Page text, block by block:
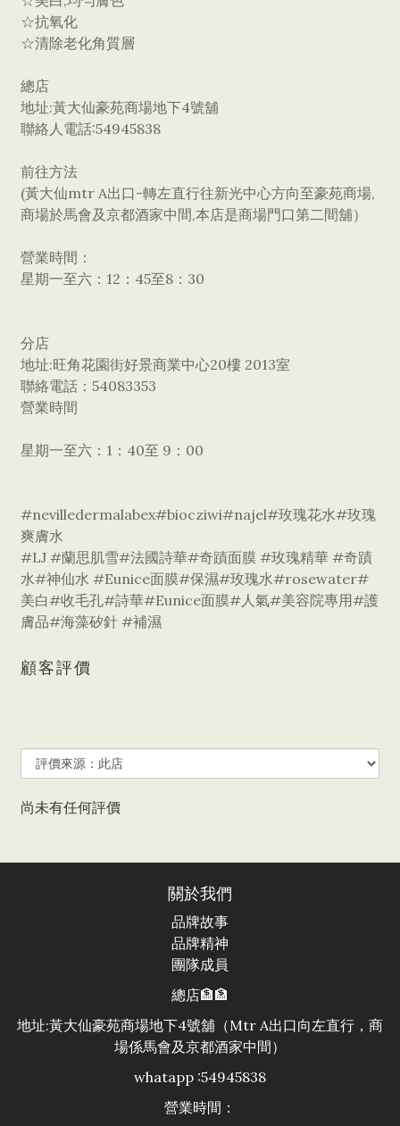
☆抗氧化
☆清除老化角質層
總店
地址:黃大仙豪苑商場地下4號舖
聯絡人電話:54945838
前往方法
(黃大仙mtr A出口-轉左直行往新光中心方向至豪苑商場,
商場於馬會及京都酒家中間,本店是商場門口第二間舖）
營業時間：
星期一至六：12：45至8：30
分店
地址:旺角花園街好景商業中心20樓 2013室
聯絡電話：54083353
營業時間
星期一至六：1：40至 9：00
#nevilledermalabex#biocziwi#najel#玫瑰花水#玫瑰
爽膚水
#LJ #蘭思肌雪#法國詩華#奇蹟面膜 #玫瑰精華 #奇蹟
水#神仙水 #Eunice面膜#保濕#玫瑰水#rosewater#
美白#收毛孔#詩華#Eunice面膜#人氣#美容院專用#護
膚品#海藻矽針 #補濕
顧客評價
尚未有任何評價
關於我們
品牌故事
品牌精神
團隊成員
總店🏦🏦
地址:黃大仙豪苑商場地下4號舖（Mtr A出口向左直行，商
場係馬會及京都酒家中間）
whatapp :54945838
營業時間：